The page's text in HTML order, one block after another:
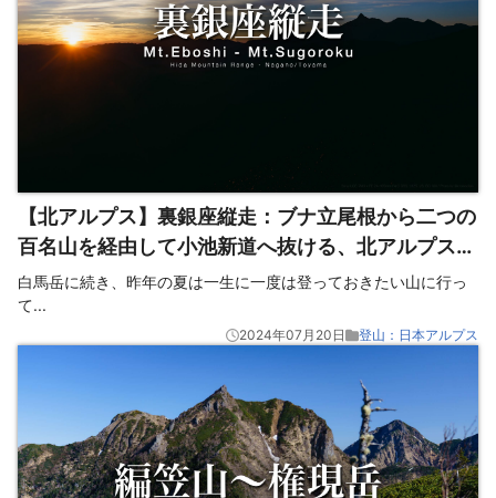
【北アルプス】裏銀座縦走：ブナ立尾根から二つの
百名山を経由して小池新道へ抜ける、北アルプス屈
指の秘境の稜線
白馬岳に続き、昨年の夏は一生に一度は登っておきたい山に行っ
て...
2024年07月20日 登山：日本アルプス